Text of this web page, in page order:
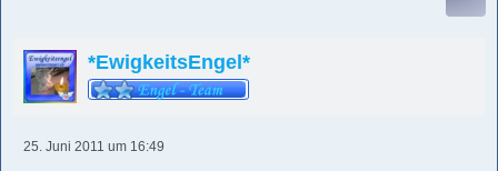
*EwigkeitsEngel*
25. Juni 2011 um 16:49